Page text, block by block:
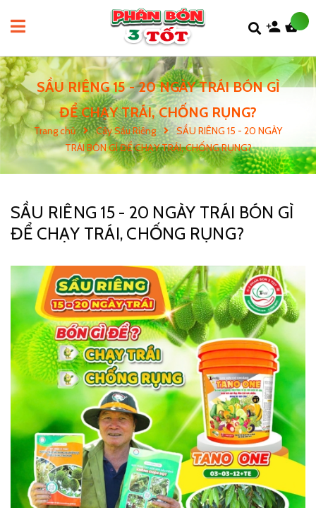
SẦU RIÊNG 15 - 20 NGÀY TRÁI BÓN GÌ
ĐỂ CHẠY TRÁI, CHỐNG RỤNG?
Trang chủ Cây Sầu Riêng
SẦU RIÊNG 15 - 20 NGÀY
TRÁI BÓN GÌ ĐỂ CHẠY TRÁI, CHỐNG RỤNG?
SẦU RIÊNG 15 - 20 NGÀY TRÁI BÓN GÌ
ĐỂ CHẠY TRÁI, CHỐNG RỤNG?